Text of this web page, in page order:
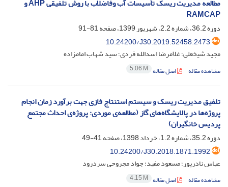
مطالعه مدیریت ریسک تأسیسات آب‌ وفاضلاب با روش تلفیقی AHP و
RAMCAP
دوره 36.2، شماره 2.2، شهریور 1399، صفحه
81-91
10.24200/J30.2019.52458.2473
مجید شیخعلی؛ غلامرضا اسدالله فردی؛ سید شهاب امامزاده
مشاهده مقاله اصل مقاله 5.06 M
تلفیق مدیریت ریسک و سیستم استنتاج فازی جهت برآورد زمان انجام
پروژه‌ها در پالایشگاه‌های گاز (مطالعه‌ی موردی: پروژه‌ی احداث مجتمع
پردیس خانگیران)
دوره 35.2، شماره 1.2، خرداد 1398، صفحه
41-49
10.24200/J30.2018.1871.1992
عباس نادرپور؛ مسعود مفید؛ جواد مجروحی سردرود
مشاهده مقاله اصل مقاله 4.15 M